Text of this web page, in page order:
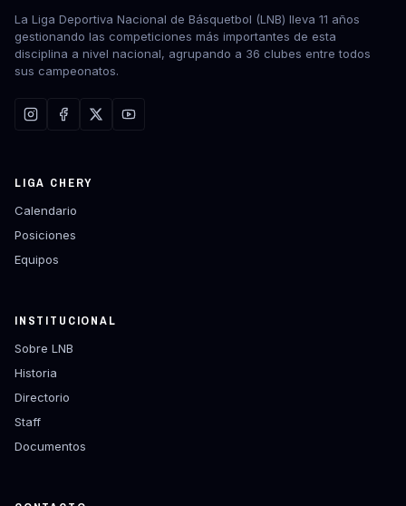
La Liga Deportiva Nacional de Básquetbol (LNB) lleva 11 años
gestionando las competiciones más importantes de esta
disciplina a nivel nacional, agrupando a 36 clubes entre todos
sus campeonatos.
LIGA CHERY
Calendario
Posiciones
Equipos
INSTITUCIONAL
Sobre LNB
Historia
Directorio
Staff
Documentos